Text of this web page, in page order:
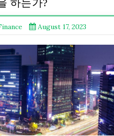
하는가?
August 17, 2023